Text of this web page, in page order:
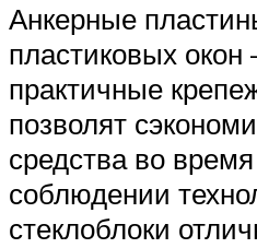
Анкерные
пластиковых окон
практичные
позволят
средства во
соблюдении
стеклоблоки